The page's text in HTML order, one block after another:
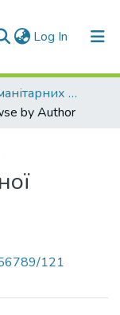
Log In (current)
Факультет гуманітарних та соціальних наук
by Author
121